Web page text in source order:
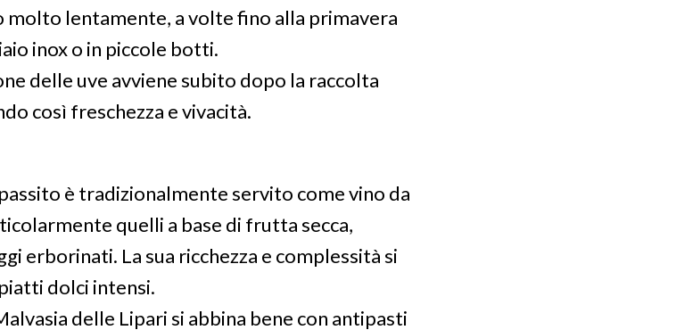
lentamente, a volte fino alla primavera
inox o in piccole botti.
delle uve avviene subito dopo la raccolta
così freschezza e vivacità.
è tradizionalmente servito come vino da
quelli a base di frutta secca,
erborinati. La sua ricchezza e complessità si
dolci intensi.
delle Lipari si abbina bene con antipasti